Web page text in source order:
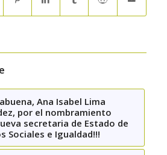
Ana Isabel Lima
por el nombramiento
secretaria de Estado de
Sociales e Igualdad!!!